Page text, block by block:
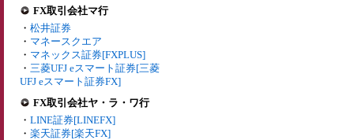
FX取引会社マ行
・ 松井証券
・ マネースクエア
・ マネックス証券[FXPLUS]
・ 三菱UFJ eスマート証券[三菱
UFJ eスマート証券FX]
FX取引会社ヤ・ラ・ワ行
・ LINE証券[LINEFX]
・ 楽天証券[楽天FX]